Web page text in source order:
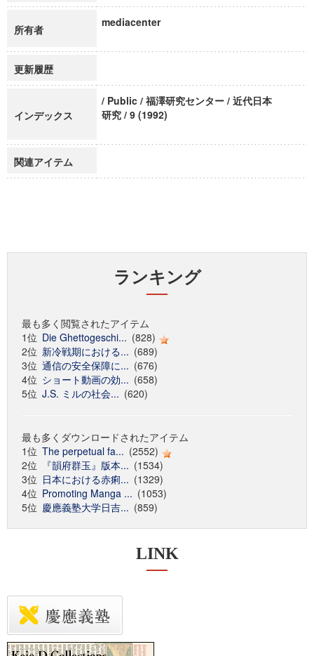
所有者
mediacenter
更新履歴
インデックス
/ Public / 福澤研究センター / 近代日本
研究 / 9 (1992)
関連アイテム
ランキング
最も多く閲覧されたアイテム
1位 Die Ghettogeschi... (828)
2位 新冷戦期における... (689)
3位 通信の安全保障に... (676)
4位 ショート動画の効... (658)
5位 J.S. ミルの社会... (620)
最も多くダウンロードされたアイテム
1位 The perpetual fa... (2552)
2位
『韻府群玉』版本... (1534)
3位 日本における赤痢... (1329)
4位 Promoting Manga ... (1053)
5位 慶應義塾大学日吉... (859)
LINK